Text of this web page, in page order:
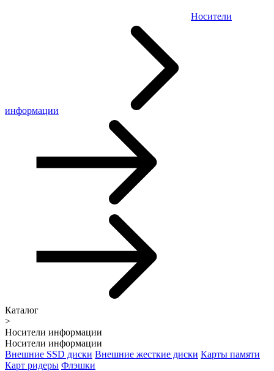
Носители
информации
Каталог
>
Носители информации
Носители информации
Внешние SSD диски Внешние жесткие диски Карты памяти
Карт ридеры Флэшки